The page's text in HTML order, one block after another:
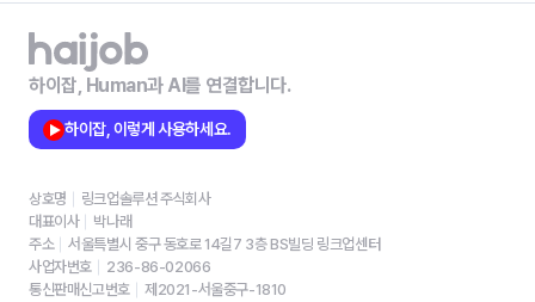
하이잡, Human과 AI를 연결합니다.
하이잡, 이렇게 사용하세요.
상호명
링크업솔루션 주식회사
대표이사
박나래
주소
서울특별시 중구 동호로 14길7 3층 BS빌딩 링크업센터
사업자번호
236-86-02066
통신판매신고번호
제2021-서울중구-1810